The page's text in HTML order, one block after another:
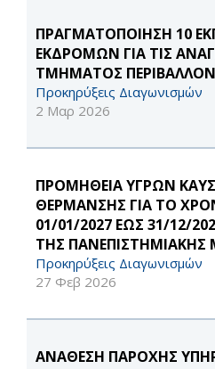
ΠΡΑΓΜΑΤΟΠΟΙΗΣΗ 10
ΕΚΔΡΟΜΩΝ ΓΙΑ ΤΙΣ
ΤΜΗΜΑΤΟΣ
Προκηρύξεις Διαγωνισμών
2 Μαρ 2026
ΠΡΟΜΗΘΕΙΑ ΥΓΡΩΝ
ΘΕΡΜΑΝΣΗΣ ΓΙΑ ΤΟ
01/01/2027 ΕΩΣ 31/12/
ΤΗΣ
Προκηρύξεις Διαγωνισμών
27 Φεβ 2026
ΑΝΑΘΕΣΗ ΠΑΡΟΧΗΣ